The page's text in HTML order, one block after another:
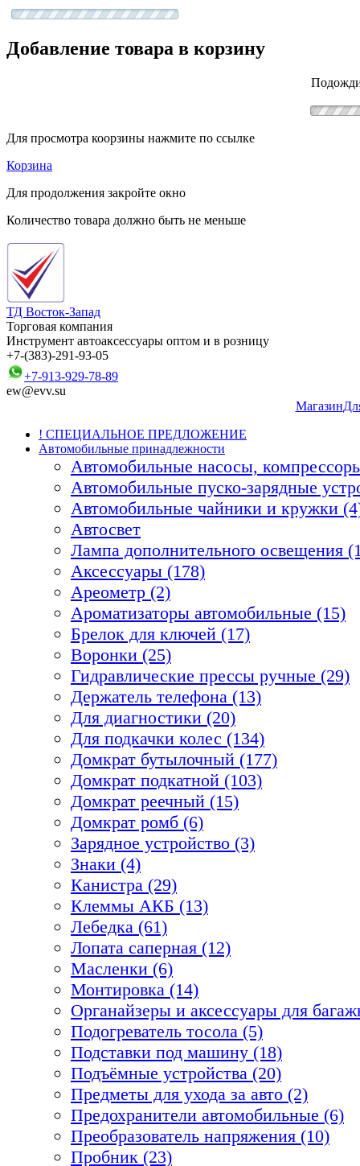
Добавление товара в корзину
Для просмотра коорзины нажмите по ссылке
Корзина
Для продолжения закройте окно
Количество товара должно быть не меньше
ТД Восток-Запад
Торговая компания
Инструмент автоаксессуары оптом и в розницу
+7-(383)-291-93-05
+7-913-929-78-89
ew@evv.su
Магазин
! СПЕЦИАЛЬНОЕ ПРЕДЛОЖЕНИЕ
Автомобильные принадлежности
Автомобильные насосы,
Автомобильные пуско-зарядные
Автомобильные чайники и кружки
Автосвет
Лампа дополнительного освещения
Аксессуары (178)
Ареометр (2)
Ароматизаторы автомобильные (15)
Брелок для ключей (17)
Воронки (25)
Гидравлические прессы ручные (29)
Держатель телефона (13)
Для диагностики (20)
Для подкачки колес (134)
Домкрат бутылочный (177)
Домкрат подкатной (103)
Домкрат реечный (15)
Домкрат ромб (6)
Зарядное устройство (3)
Знаки (4)
Канистра (29)
Клеммы АКБ (13)
Лебедка (61)
Лопата саперная (12)
Масленки (6)
Монтировка (14)
Органайзеры и аксессуары для
Подогреватель тосола (5)
Подставки под машину (18)
Подъёмные устройства (20)
Предметы для ухода за авто (2)
Предохранители автомобильные (6)
Преобразователь напряжения (10)
Пробник (23)